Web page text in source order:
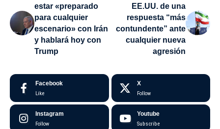
estar «preparado
para cualquier
escenario» con Irán
y hablará hoy con
Trump
EE.UU. de una
respuesta “más
contundente” ante
cualquier nueva
agresión
Facebook
Like
X
Follow
Instagram
Follow
Youtube
Subscribe